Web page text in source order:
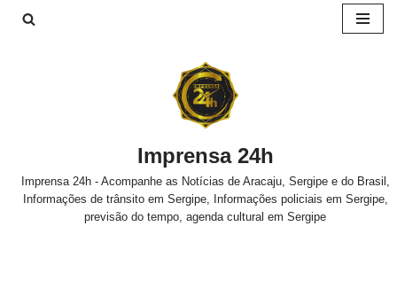
Imprensa 24h
Imprensa 24h - Acompanhe as Notícias de Aracaju, Sergipe e do Brasil,
Informações de trânsito em Sergipe, Informações policiais em Sergipe,
previsão do tempo, agenda cultural em Sergipe